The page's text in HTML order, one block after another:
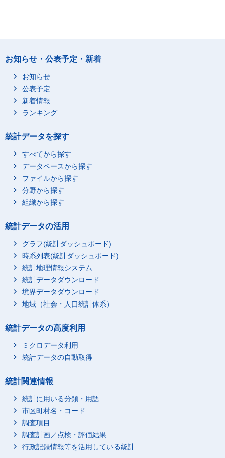
お知らせ・公表予定・新着
お知らせ
公表予定
新着情報
ランキング
統計データを探す
すべてから探す
データベースから探す
ファイルから探す
分野から探す
組織から探す
統計データの活用
グラフ(統計ダッシュボード)
時系列表(統計ダッシュボード)
統計地理情報システム
統計データダウンロード
境界データダウンロード
地域（社会・人口統計体系）
統計データの高度利用
ミクロデータ利用
統計データの自動取得
統計関連情報
統計に用いる分類・用語
市区町村名・コード
調査項目
調査計画／点検・評価結果
行政記録情報等を活用している統計